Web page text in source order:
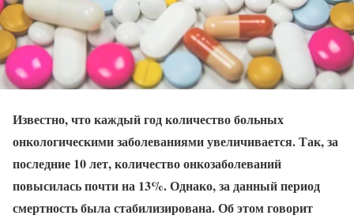
Известно, что каждый год количество больных
онкологическими заболеваниями увеличивается. Так, за
последние 10 лет, количество онкозаболеваний
повысилась почти на 13%. Однако, за данный период
смертность была стабилизирована. Об этом говорит